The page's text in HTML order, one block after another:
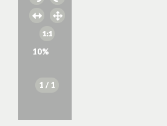
10%
1 / 1